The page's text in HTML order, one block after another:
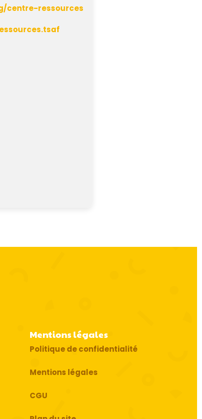
centre-ressources
Mentions légales
Politique de confidentialité
Mentions légales
CGU